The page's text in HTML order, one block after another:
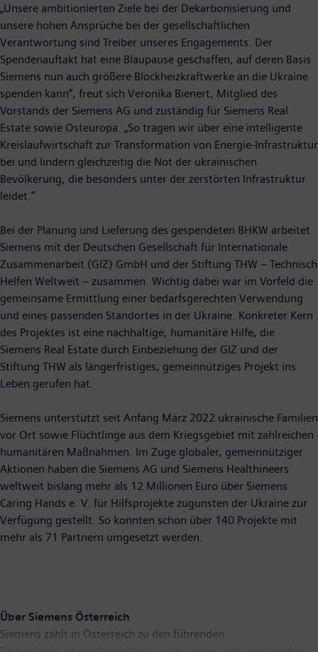
„Unsere ambitionierten Ziele bei der Dekarbonisierung und
unsere hohen Ansprüche bei der gesellschaftlichen
Verantwortung sind Treiber unseres Engagements. Der
Spendenauftakt hat eine Blaupause geschaffen, auf deren Basis
Siemens nun auch größere Blockheizkraftwerke an die Ukraine
spenden kann“, freut sich Veronika Bienert, Mitglied des
Vorstands der Siemens AG und zuständig für Siemens Real
Estate sowie Osteuropa. „So tragen wir über eine intelligente
Kreislaufwirtschaft zur Transformation von Energie-Infrastruktur
bei und lindern gleichzeitig die Not der ukrainischen
Bevölkerung, die besonders unter der zerstörten Infrastruktur
leidet.“
Bei der Planung und Lieferung des gespendeten BHKW arbeitet
Siemens mit der Deutschen Gesellschaft für Internationale
Zusammenarbeit (GIZ) GmbH und der Stiftung THW – Technisch
Helfen Weltweit – zusammen. Wichtig dabei war im Vorfeld die
gemeinsame Ermittlung einer bedarfsgerechten Verwendung
und eines passenden Standortes in der Ukraine. Konkreter Kern
des Projektes ist eine nachhaltige, humanitäre Hilfe, die
Siemens Real Estate durch Einbeziehung der GIZ und der
Stiftung THW als längerfristiges, gemeinnütziges Projekt ins
Leben gerufen hat.
Siemens unterstützt seit Anfang März 2022 ukrainische Familien
vor Ort sowie Flüchtlinge aus dem Kriegsgebiet mit zahlreichen
humanitären Maßnahmen. Im Zuge globaler, gemeinnütziger
Aktionen haben die Siemens AG und Siemens Healthineers
weltweit bislang mehr als 12 Millionen Euro über Siemens
Caring Hands e. V. für Hilfsprojekte zugunsten der Ukraine zur
Verfügung gestellt. So konnten schon über 140 Projekte mit
mehr als 71 Partnern umgesetzt werden.
Über Siemens Österreich
Siemens zählt in Österreich zu den führenden